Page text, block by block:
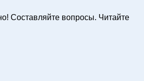
Составляйте вопросы. Читайте